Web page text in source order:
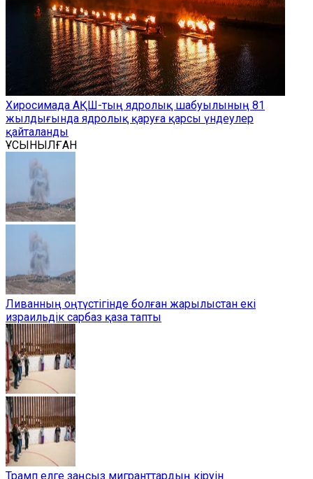
Хиросимада АҚШ-тың ядролық шабуылының 81
жылдығында ядролық қаруға қарсы үндеулер
қайталанды
ҰСЫНЫЛҒАН
Ливанның оңтүстігінде болған жарылыстан екі
израильдік сарбаз қаза тапты
Трамп елге заңсыз мигранттардың кіруін